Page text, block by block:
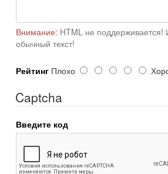
Внимание: HTML не поддерживается!
обычный текст!
Рейтинг Плохо
Captcha
Введите код